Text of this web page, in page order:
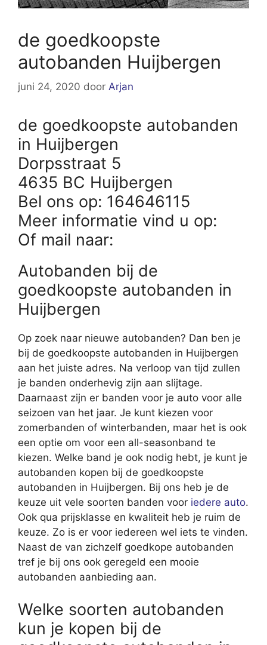
de goedkoopste
autobanden Huijbergen
juni 24, 2020 door Arjan
de goedkoopste autobanden
in Huijbergen
Dorpsstraat 5
4635 BC Huijbergen
Bel ons op: 164646115
Meer informatie vind u op:
Of mail naar:
Autobanden bij de
goedkoopste autobanden in
Huijbergen
Op zoek naar nieuwe autobanden? Dan ben je
bij de goedkoopste autobanden in Huijbergen
aan het juiste adres. Na verloop van tijd zullen
je banden onderhevig zijn aan slijtage.
Daarnaast zijn er banden voor je auto voor alle
seizoen van het jaar. Je kunt kiezen voor
zomerbanden of winterbanden, maar het is ook
een optie om voor een all-seasonband te
kiezen. Welke band je ook nodig hebt, je kunt je
autobanden kopen bij de goedkoopste
autobanden in Huijbergen. Bij ons heb je de
keuze uit vele soorten banden voor iedere auto.
Ook qua prijsklasse en kwaliteit heb je ruim de
keuze. Zo is er voor iedereen wel iets te vinden.
Naast de van zichzelf goedkope autobanden
tref je bij ons ook geregeld een mooie
autobanden aanbieding aan.
Welke soorten autobanden
kun je kopen bij de